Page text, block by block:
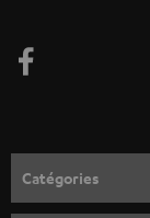
z
o
u
Catégories